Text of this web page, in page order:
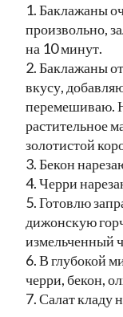
1. Баклажаны
произвольно,
на 10 минут.
2. Баклажаны
вкусу,
перемешиваю.
растительное
золотистой
3. Бекон
4. Черри
5. Готовлю
дижонскую
измельченный
6. В глубокой
черри, бекон,
7. Салат кладу